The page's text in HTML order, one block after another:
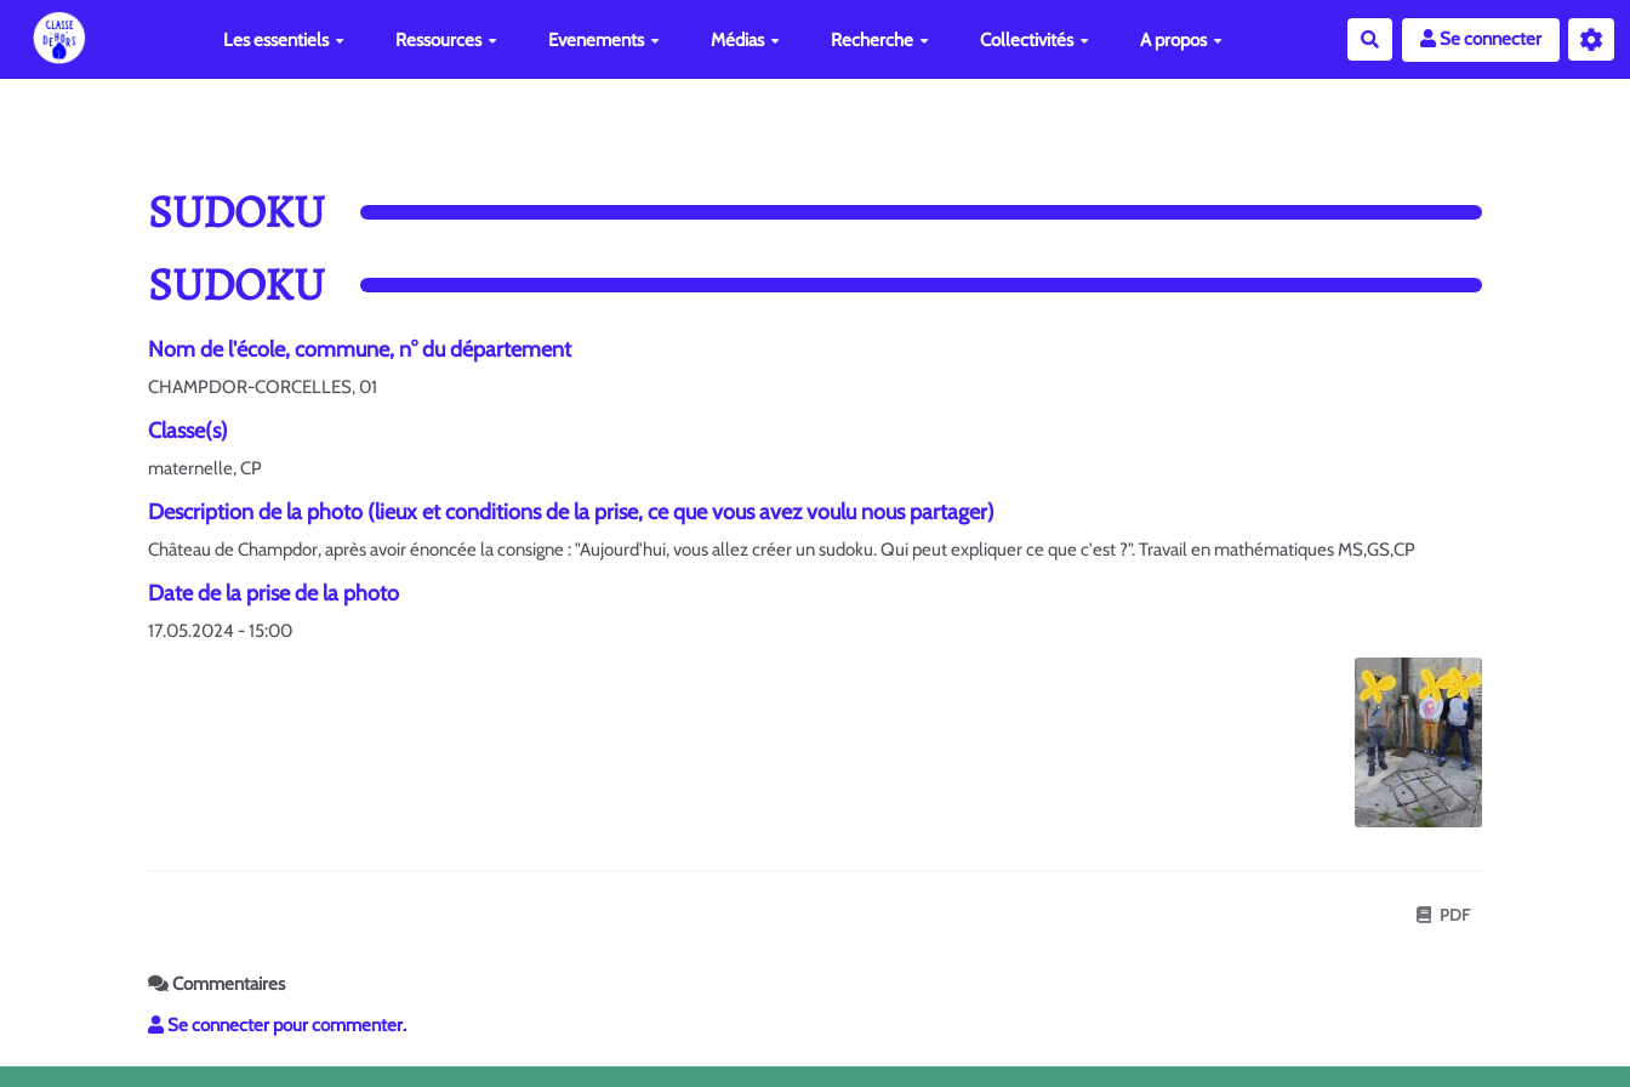
Les essentiels Ressources Evenements Médias Recherche Collectivités A propos RechercherSe connecter
SUDOKU
SUDOKU
Nom de l'école, commune, n° du département
CHAMPDOR-CORCELLES, 01
Classe(s)
maternelle, CP
Description de la photo (lieux et conditions de la prise, ce que vous avez voulu nous partager)
Château de Champdor, après avoir énoncée la consigne : "Aujourd'hui, vous allez créer un sudoku. Qui peut expliquer ce que c'est ?". Travail en mathématiques MS,GS,CP
Date de la prise de la photo
17.05.2024 - 15:00
PDF
Commentaires
Se connecter pour commenter.